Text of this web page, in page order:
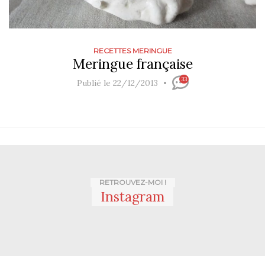
RECETTES MERINGUE
Meringue française
Publié le 22/12/2013 33
RETROUVEZ-MOI !
Instagram